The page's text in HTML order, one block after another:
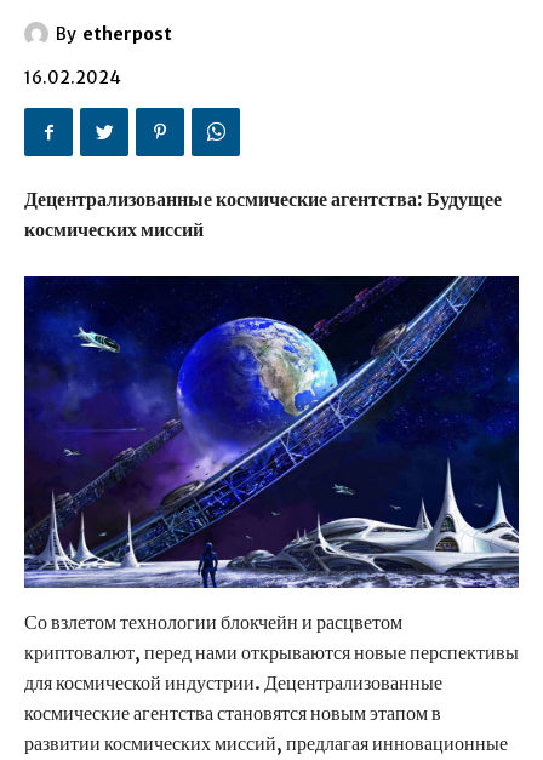
By etherpost
16.02.2024
Децентрализованные космические агентства: Будущее
космических миссий
Со взлетом технологии блокчейн и расцветом
криптовалют, перед нами открываются новые перспективы
для космической индустрии. Децентрализованные
космические агентства становятся новым этапом в
развитии космических миссий, предлагая инновационные